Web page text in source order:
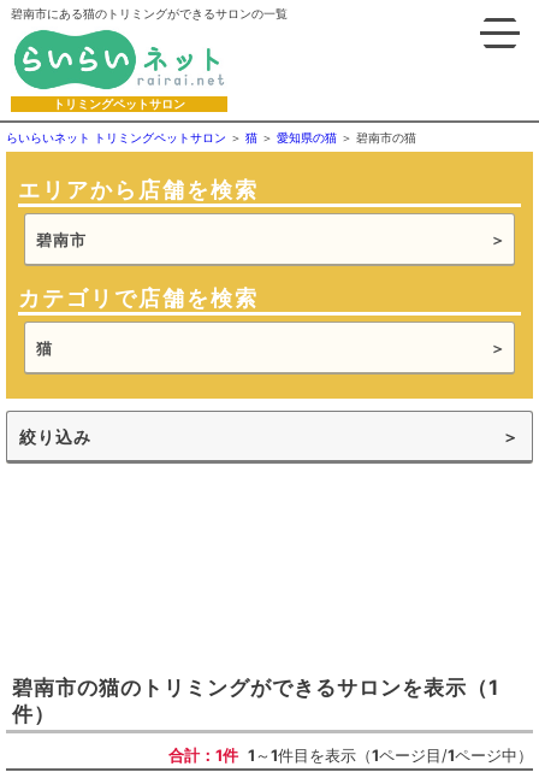
碧南市にある猫のトリミングができるサロンの一覧
トリミングペットサロン
らいらいネット トリミングペットサロン 猫 愛知県の猫 碧南市の猫
エリアから店舗を検索
碧南市
カテゴリで店舗を検索
猫
絞り込み
碧南市の猫のトリミングができるサロンを表示 （1
件）
合計：1件 1～1件目を表示（1ページ目/1ページ中）